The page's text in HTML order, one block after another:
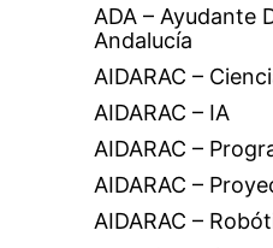
ADA – Ayudante
Andalucía
AIDARAC –
AIDARAC – IA
AIDARAC –
AIDARAC –
AIDARAC –